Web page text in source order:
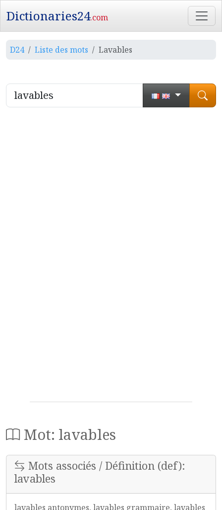
Dictionaries24.com
D24 Liste des mots Lavables
Mot: lavables
Mots associés / Définition (def):
lavables
lavables antonymes, lavables grammaire, lavables